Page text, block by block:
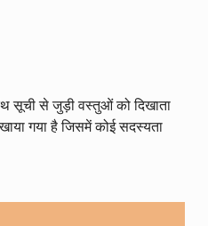
सूची से जुड़ी वस्तुओं को दिखाता
गया है जिसमें कोई सदस्यता